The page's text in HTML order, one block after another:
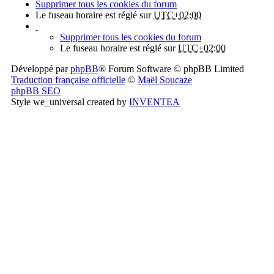
Supprimer tous les cookies du forum
Le fuseau horaire est réglé surUTC+02:00
Supprimer tous les cookies du forum
Le fuseau horaire est réglé surUTC+02:00
Développé parphpBB® Forum Software © phpBB Limited
Traduction française officielle © Maël Soucaze
phpBB SEO
Style we_universal created by INVENTEA